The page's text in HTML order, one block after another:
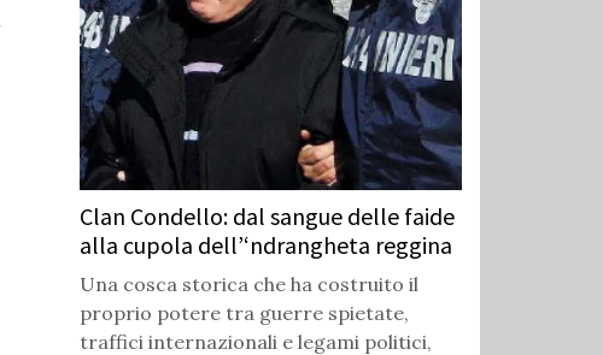
Clan Condello: dal sangue delle faide
alla cupola dell’‘ndrangheta reggina
Una cosca storica che ha costruito il
proprio potere tra guerre spietate,
traffici internazionali e legami politici,